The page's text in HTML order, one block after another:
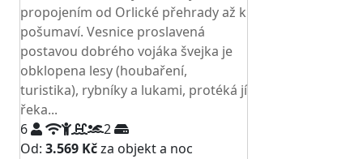
propojením od Orlické přehrady až k
pošumaví. Vesnice proslavená
postavou dobrého vojáka švejka je
obklopena lesy (houbaření,
turistika), rybníky a lukami, protéká jí
řeka...
6
2
Od: 3.569 Kčza objekt a noc